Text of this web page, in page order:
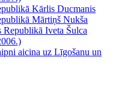
Kārlis Ducmanis
Mārtiņš Nukša
Republikā Iveta Šulca
aicina uz Līgošanu un